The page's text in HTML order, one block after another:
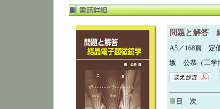
問題と解答
A5／168頁 定
坂 公恭（工
目 次